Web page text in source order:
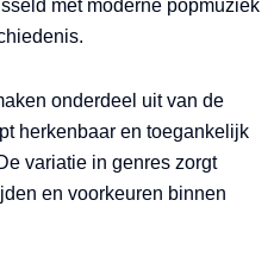
met moderne popmuziek
onderdeel uit van de
herkenbaar en toegankelijk
variatie in genres zorgt
en voorkeuren binnen